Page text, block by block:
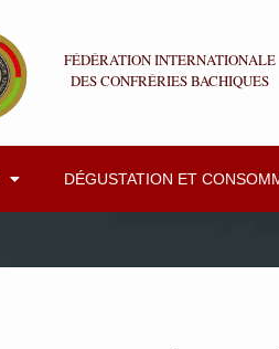
FÉDÉRATION INTERNATIONALE
DES CONFRÉRIES BACHIQUES
DÉGUSTATION ET